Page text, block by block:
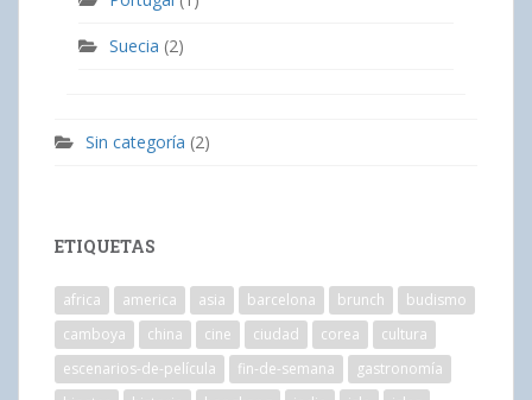
Suecia (2)
Sin categoría (2)
ETIQUETAS
africa america asia barcelona brunch
budismo
camboya
china cine ciudad corea
cultura
escenarios-de-película
fin-de-semana
gastronomía